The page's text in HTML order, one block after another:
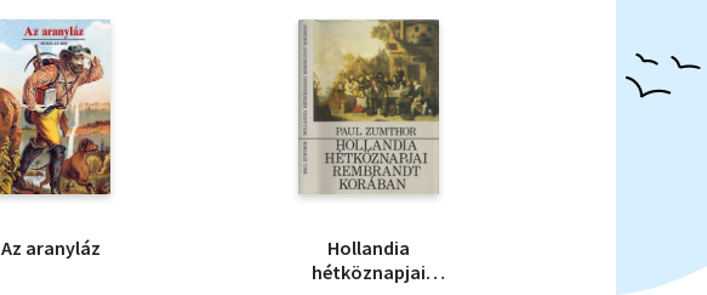
Az aranyláz
Hollandia
hétköznapjai